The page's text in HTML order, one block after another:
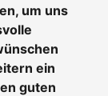
um uns
ein
guten